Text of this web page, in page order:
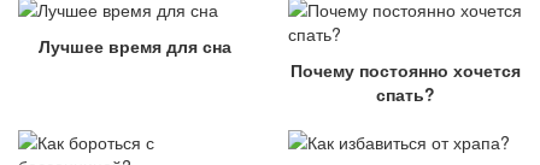
Лучшее время для сна
Почему постоянно хочется
спать?